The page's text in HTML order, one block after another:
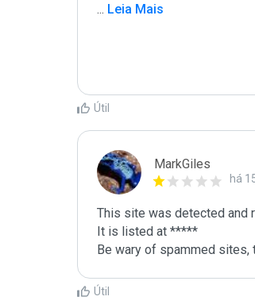
... Leia Mais
Útil
MarkGiles
há
This site was detected and
It is listed at *****
Be wary of spammed sites,
Útil